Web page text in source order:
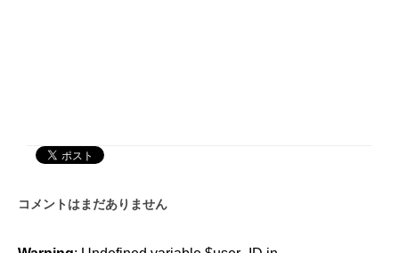
コメントはまだありません